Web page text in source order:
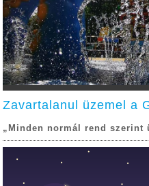
Zavartalanul üzemel a
„Minden normál rend szerint